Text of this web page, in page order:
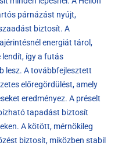
párnázást nyújt,
biztosít. A
energiát tárol,
lendít, így a futás
lesz. A továbbfejlesztett
előregördülést, amely
eredményez. A préselt
tapadást biztosít
A kötött, mérnökileg
biztosít, miközben stabil